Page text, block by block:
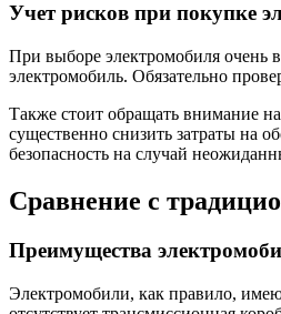
Учет рисков при покупке
При выборе электромобиля очень
электромобиль. Обязательно
Также стоит обращать внимание
существенно снизить затраты на
безопасность на случай
Сравнение с
Преимущества
Электромобили, как правило,